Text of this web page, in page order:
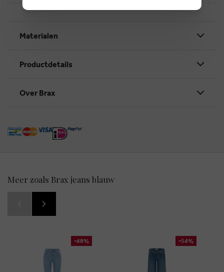
Materialen
Productdetails
Over Brax
Meer zoals Brax jeans blauw
-48% -54%